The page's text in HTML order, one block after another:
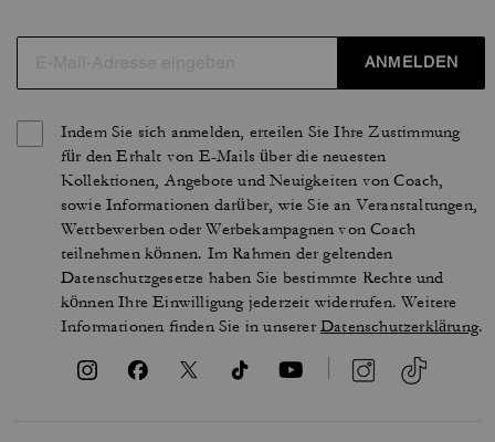
ANMELDEN
Indem Sie sich anmelden, erteilen Sie Ihre Zustimmung
für den Erhalt von E-Mails über die neuesten
Kollektionen, Angebote und Neuigkeiten von Coach,
sowie Informationen darüber, wie Sie an Veranstaltungen,
Wettbewerben oder Werbekampagnen von Coach
teilnehmen können. Im Rahmen der geltenden
Datenschutzgesetze haben Sie bestimmte Rechte und
können Ihre Einwilligung jederzeit widerrufen. Weitere
Informationen finden Sie in unsererDatenschutzerklärung.